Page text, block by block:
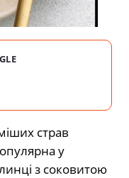
страв
у
з соковитою